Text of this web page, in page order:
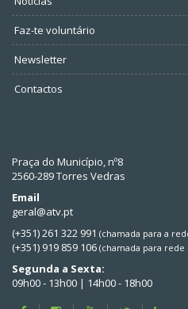
Faz-te voluntário
Newsletter
Contactos
Praça do Município, nº8
2560-289 Torres Vedras
Email
geral@atv.pt
(+351) 261 322 991 (chamada para a
(+351) 919 859 106 (chamada para
Segunda a Sexta:
09h00 - 13h00 | 14h00 - 18h00